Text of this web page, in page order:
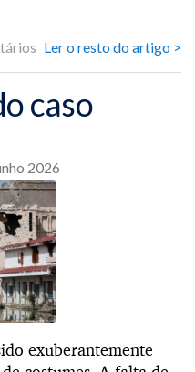
Ler o resto do artigo >
caso
2026
exuberantemente